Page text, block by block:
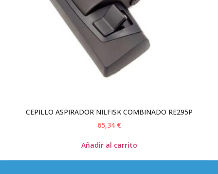
CEPILLO ASPIRADOR NILFISK COMBINADO RE295P
65,34 €
Añadir al carrito